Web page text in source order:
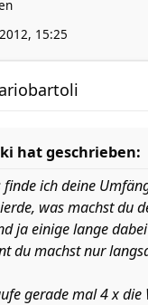
15:25
hat geschrieben:
finde ich deine
was machst du
ja einige lange
du machst nur
gerade mal 4 x die